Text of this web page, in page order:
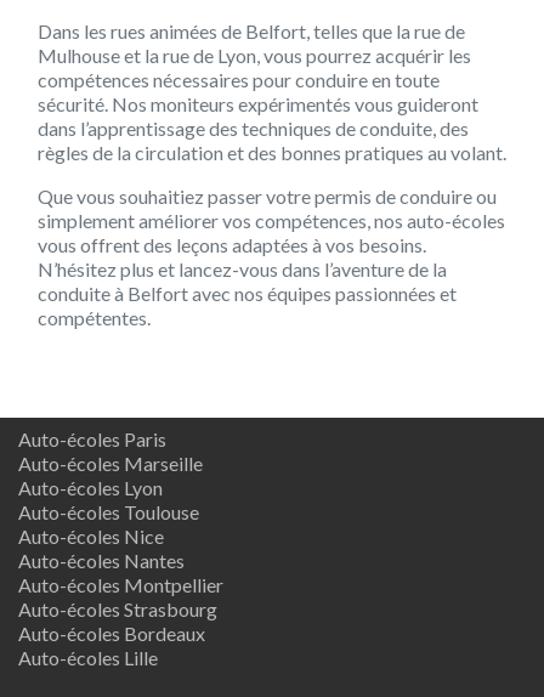
Dans les rues animées de Belfort, telles que la rue de
Mulhouse et la rue de Lyon, vous pourrez acquérir les
compétences nécessaires pour conduire en toute
sécurité. Nos moniteurs expérimentés vous guideront
dans l’apprentissage des techniques de conduite, des
règles de la circulation et des bonnes pratiques au volant.
Que vous souhaitiez passer votre permis de conduire ou
simplement améliorer vos compétences, nos auto-écoles
vous offrent des leçons adaptées à vos besoins.
N’hésitez plus et lancez-vous dans l’aventure de la
conduite à Belfort avec nos équipes passionnées et
compétentes.
Auto-écoles Paris
Auto-écoles Marseille
Auto-écoles Lyon
Auto-écoles Toulouse
Auto-écoles Nice
Auto-écoles Nantes
Auto-écoles Montpellier
Auto-écoles Strasbourg
Auto-écoles Bordeaux
Auto-écoles Lille